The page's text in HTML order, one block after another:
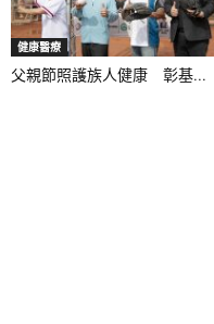
健康醫療
父親節照護族人健康 彰基...